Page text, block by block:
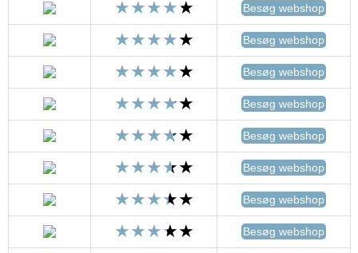
Besøg webshop
Besøg webshop
Besøg webshop
Besøg webshop
Besøg webshop
Besøg webshop
Besøg webshop
Besøg webshop